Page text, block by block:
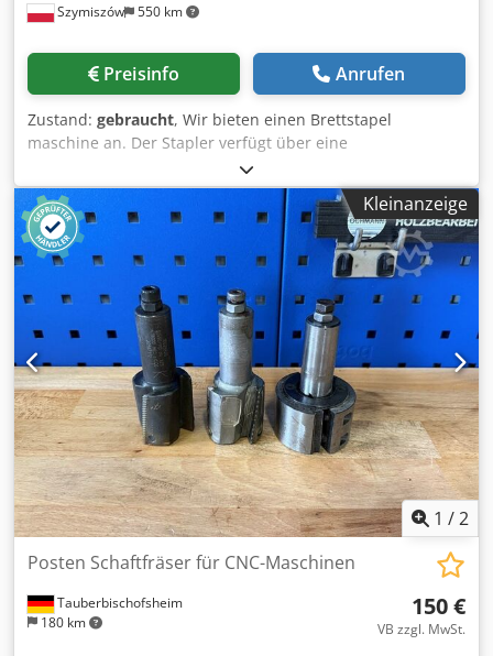
Szymiszów 550 km
Preisinfo Anrufen
Zustand: gebraucht, Wir bieten einen Brettstapel
maschine an. Der Stapler verfügt über eine
Trennvorrichtung und einen angetriebenen Rollentisch für
vorgefertigte Verpackungen. Mehr als die Hälfte der Breite
ist neuwertig, da ausschließlich 120 cm breite bretter
gestapelt wurden. Credpfx Aboyh U I Iekjf
Maschinenbreite: 4,30 m Maschinenlänge: 7,50 m Die
gesamte Anlage entspricht den Abbildungen.
Kleinanzeige
1 /2
Tauberbischofsheim
180 km
Posten Schaftfräser für CNC-Maschinen
150 €
VB zzgl. MwSt.